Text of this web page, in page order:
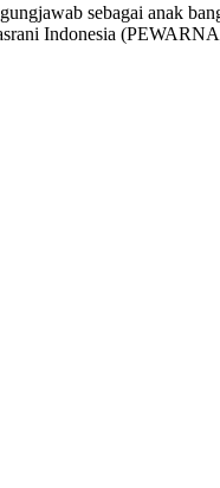
sebagai anak
Indonesia